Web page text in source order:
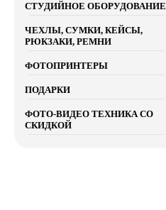
СТУДИЙНОЕ ОБОРУДОВАНИЕ
ЧЕХЛЫ, СУМКИ, КЕЙСЫ,
РЮКЗАКИ, РЕМНИ
ФОТОПРИНТЕРЫ
ПОДАРКИ
ФОТО-ВИДЕО ТЕХНИКА СО
СКИДКОЙ